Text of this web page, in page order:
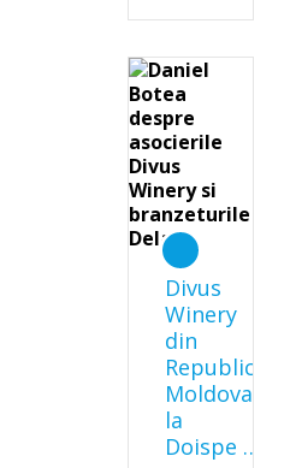
Divus
Winery
din
Republica
Moldova
la
Doispe …